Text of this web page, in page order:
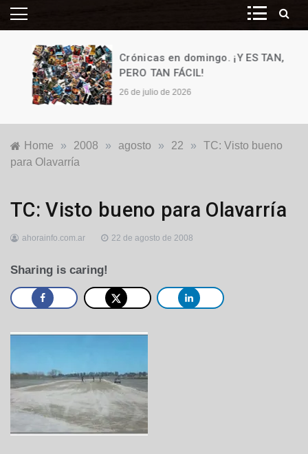
Crónicas en domingo. ¡Y ES TAN,
PERO TAN FÁCIL!
26 de julio de 2026
Home » 2008 » agosto » 22 »
TC: Visto bueno
para Olavarría
Locales
TC: Visto bueno para Olavarría
ahorainfo.com.ar 22 de agosto de 2008
Sharing is caring!